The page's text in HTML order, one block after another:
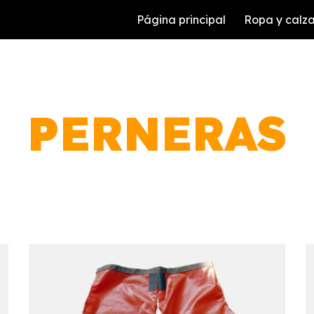
Skip to
Página principal Ropa y
PERNERAS